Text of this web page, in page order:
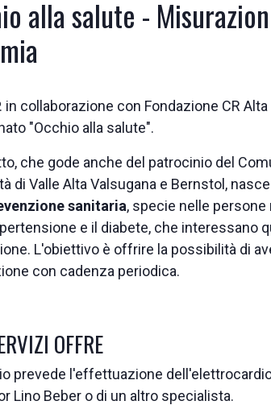
alla salute -
in collaborazione con Fondazione CR
"Occhio alla salute".
che gode anche del patrocinio del
di Valle Alta Valsugana e Bernstol,
sanitaria, specie nelle
e il diabete, che interessano
L'obiettivo è offrire la possibilità di
con cadenza periodica.
OFFRE
prevede l'effettuazione
Lino Beber o di un altro specialista.